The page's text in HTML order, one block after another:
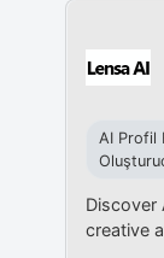
AI Profil
Discover
creative